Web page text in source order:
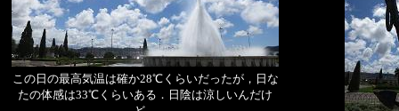
この日の最高気温は確か28℃くらいだったが，日な
たの体感は33℃くらいある．日陰は涼しいんだけ